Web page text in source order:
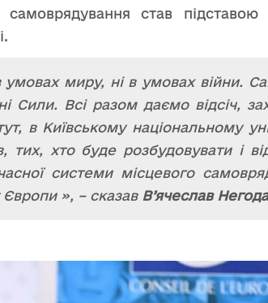
став підставою
миру, ні в умовах війни.
Сили. Всі разом даємо відсіч,
в Київському національному
тих, хто буде розбудовувати і
системи місцевого
», – сказав В’ячеслав Негода